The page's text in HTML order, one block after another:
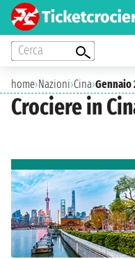
Cerca
home›Nazioni›Cina›Gennaio
Crociere in